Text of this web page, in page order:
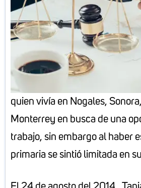
quien vivía en Nogales,
Monterrey en busca de una
trabajo, sin embargo al haber
primaria se sintió limitada en